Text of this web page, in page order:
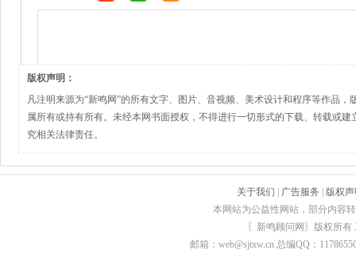
版权声明：
凡注明来源为“新鸣网”的所有文字、图片、音视频、美术设计和程序等作品，
属所有或持有所有。未经本网书面授权，不得进行一切形式的下载、转载或
究相关法律责任。
关于我们 广告服务
版权
本网站为公益性网站，部分内容
〖新鸣顾问网〗版权所
邮箱：web@sjtxw.cn 总编QQ：